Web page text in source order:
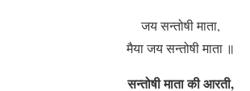
जय सन्तोषी माता,
मैया जय सन्तोषी माता ॥
सन्तोषी माता की आरती,